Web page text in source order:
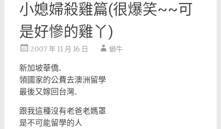
小媳婦殺雞篇(很爆笑~~可
是好慘的雞丫)
2007 年 11 月 16 日 蝸牛
新加坡華僑..
領國家的公費去澳洲留學
最後又嫁回台灣..
跟我這種沒有老爸老媽罩
是不可能留學的人